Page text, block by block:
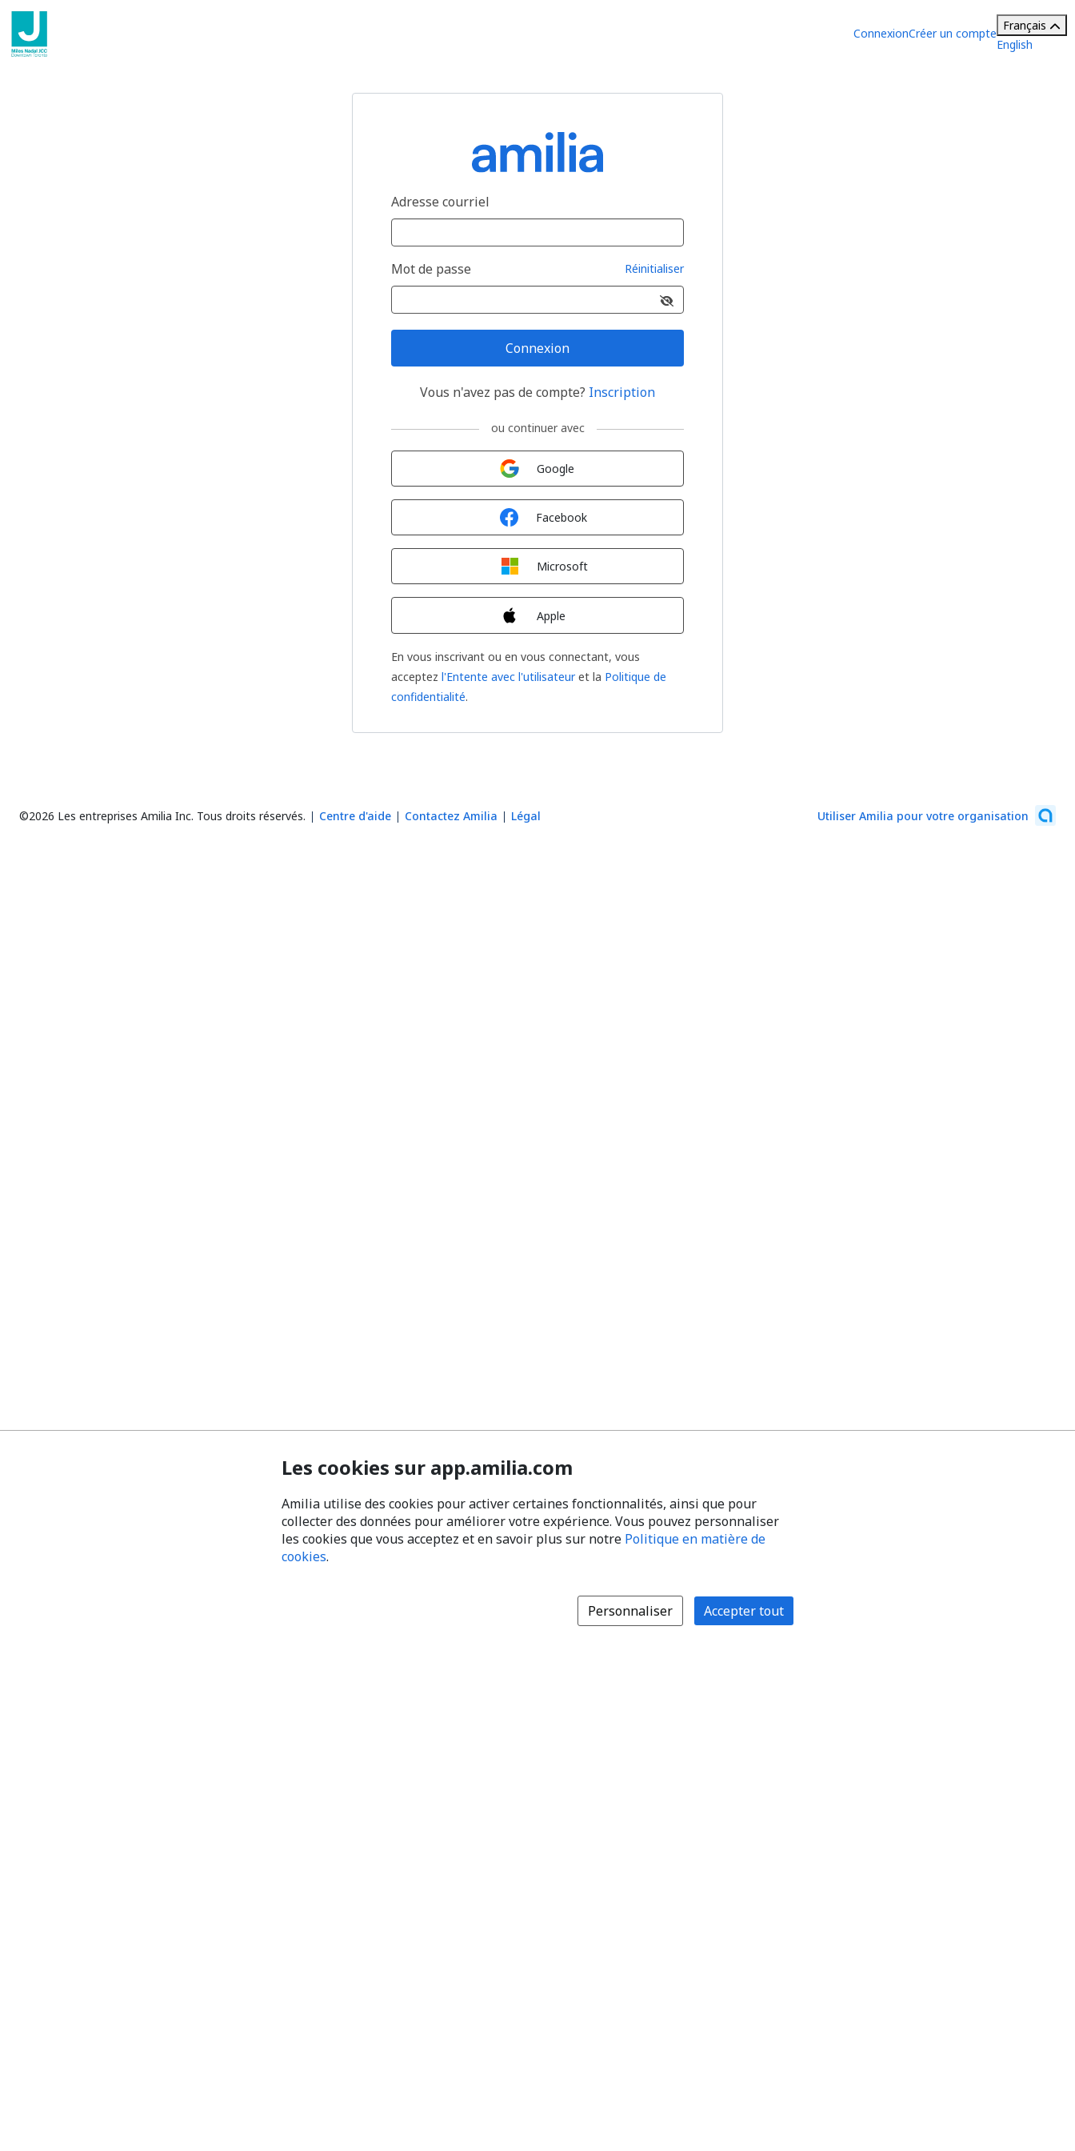
ConnexionCréer un compte
Français
English
Adresse courriel
Mot de passe Réinitialiser
Connexion
Vous n'avez pas de compte? Inscription
ou continuer avec
Google
Facebook
Microsoft
Apple
En vous inscrivant ou en vous connectant, vous
acceptez l'Entente avec l'utilisateuret la Politique de
confidentialité.
©2026 Les entreprises Amilia Inc. Tous droits réservés. Centre d'aide Contactez Amilia Légal Utiliser Amilia pour votre organisation
Les cookies sur app.amilia.com
Amilia utilise des cookies pour activer certaines fonctionnalités, ainsi que pour
collecter des données pour améliorer votre expérience. Vous pouvez personnaliser
les cookies que vous acceptez et en savoir plus sur notre Politique en matière de
cookies.
Personnaliser Accepter tout